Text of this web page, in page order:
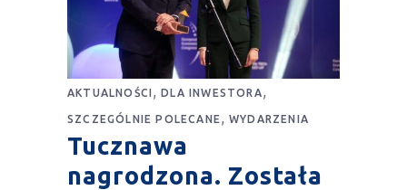
AKTUALNOŚCI ,DLA INWESTORA
SZCZEGÓLNIE POLECANE WYDARZENIA
Tucznawa
nagrodzona. Została